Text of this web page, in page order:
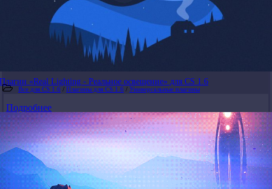
Плагин «Real Lighting - Реальное освещение» для CS 1.6
Все для CS 1.6 / Плагины для CS 1.6 / Универсальные плагины
Подробнее